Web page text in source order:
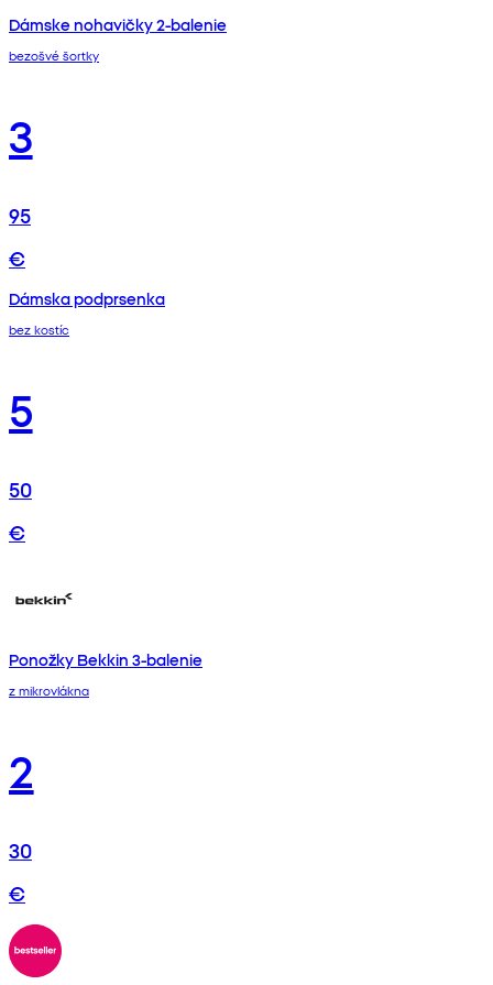
Dámske nohavičky 2-balenie
bezošvé šortky
3
95
€
Dámska podprsenka
bez kostíc
5
50
€
Ponožky Bekkin 3-balenie
z mikrovlákna
2
30
€